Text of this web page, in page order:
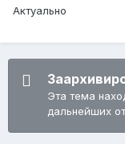
Актуально
Эта тема
дальнейших